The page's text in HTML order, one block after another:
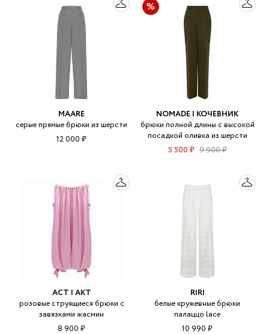
MAARE
серые прямые брюки из шерсти
12 000 ₽
NOMADE | КОЧЕВНИК
брюки полной длины с высокой
посадкой оливка из шерсти
5 500 ₽ 9 900 ₽
ACT | АКТ
розовые струящиеся брюки с
завязками жасмин
8 900 ₽
RIRI
белые кружевные брюки
палаццо lace
10 990 ₽